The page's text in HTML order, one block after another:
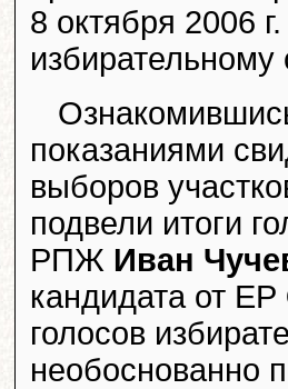
8 октября 2006
избирательному
показаниями
выборов
подвели итоги
РПЖ Иван
кандидата от ЕР
голосов
необоснованно